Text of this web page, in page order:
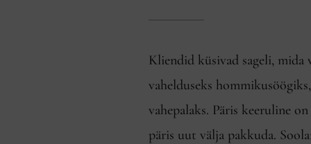
Kliendid küsivad sageli, mida
vahelduseks hommikusöögiks,
vahepalaks. Päris keeruline
päris uut välja pakkuda.